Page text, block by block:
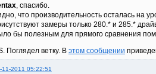
, спасибо.
что производительность осталась на
замеры только 280.* и 285.*
бы полезным для прямого сравнения
Поглядел ветку. В этом сообщении
11-2011 05:22:51